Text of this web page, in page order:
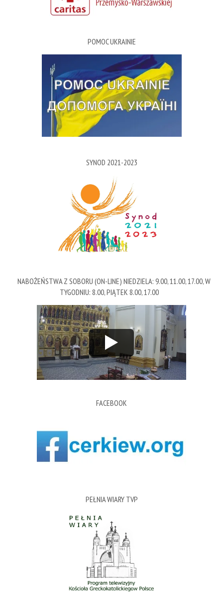
POMOC UKRAINIE
SYNOD 2021-2023
NABOŻEŃSTWA Z SOBORU (ON-LINE) NIEDZIELA: 9.00, 11.00, 17.00, W
TYGODNIU: 8.00, PIĄTEK 8.00, 17.00
FACEBOOK
PEŁNIA WIARY TVP